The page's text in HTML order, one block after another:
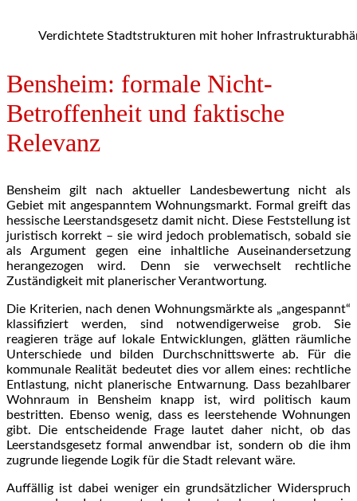
Verdichtete Stadtstrukturen mit hoher
Bensheim: formale Nicht-
Betroffenheit und faktische
Relevanz
Bensheim gilt nach aktueller Landesbewertung nicht als
Gebiet mit angespanntem Wohnungsmarkt. Formal greift das
hessische Leerstandsgesetz damit nicht. Diese Feststellung ist
juristisch korrekt – sie wird jedoch problematisch, sobald sie
als Argument gegen eine inhaltliche Auseinandersetzung
herangezogen wird. Denn sie verwechselt rechtliche
Zuständigkeit mit planerischer Verantwortung.
Die Kriterien, nach denen Wohnungsmärkte als „angespannt“
klassifiziert werden, sind notwendigerweise grob. Sie
reagieren träge auf lokale Entwicklungen, glätten räumliche
Unterschiede und bilden Durchschnittswerte ab. Für die
kommunale Realität bedeutet dies vor allem eines: rechtliche
Entlastung, nicht planerische Entwarnung. Dass bezahlbarer
Wohnraum in Bensheim knapp ist, wird politisch kaum
bestritten. Ebenso wenig, dass es leerstehende Wohnungen
gibt. Die entscheidende Frage lautet daher nicht, ob das
Leerstandsgesetz formal anwendbar ist, sondern ob die ihm
zugrunde liegende Logik für die Stadt relevant wäre.
Auffällig ist dabei weniger ein grundsätzlicher Widerspruch